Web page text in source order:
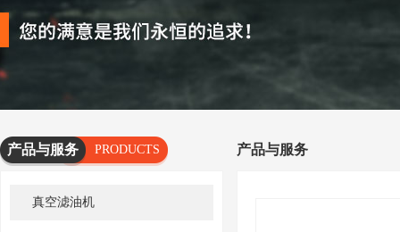
产品与服务
PRODUCTS
真空滤油机
产品与服务